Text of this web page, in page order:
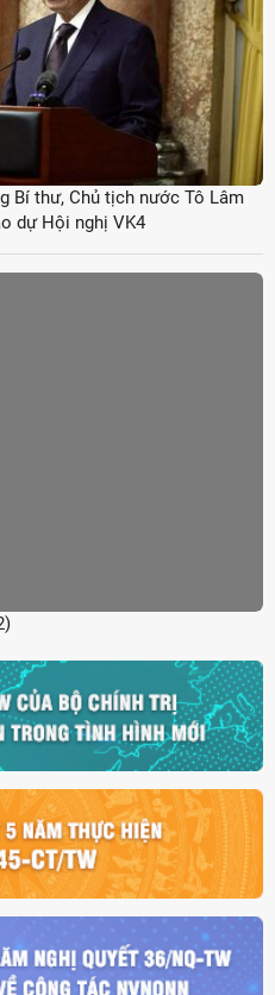
Bí thư, Chủ tịch nước Tô Lâm
dự Hội nghị VK4